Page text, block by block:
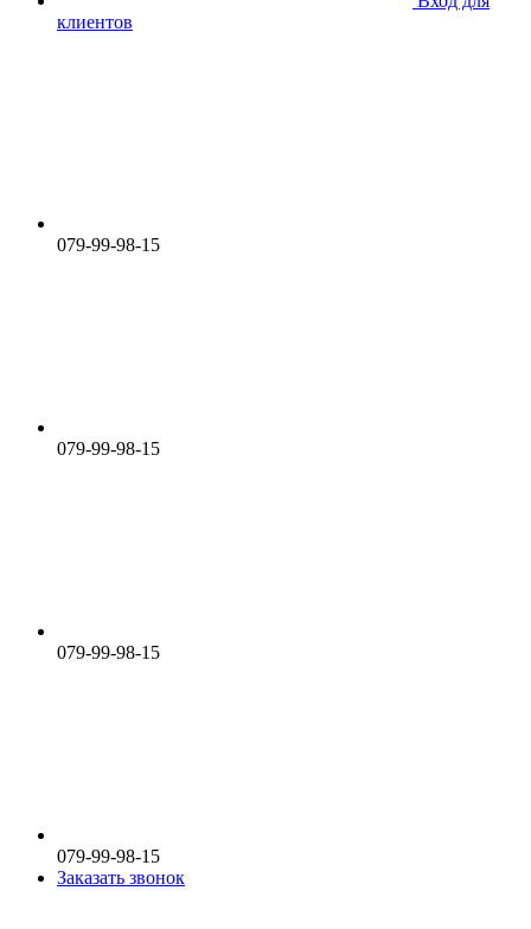
клиентов
079-99-98-15
079-99-98-15
079-99-98-15
079-99-98-15
Заказать звонок